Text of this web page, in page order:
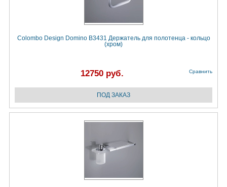
Colombo Design Domino B3431 Держатель для полотенца - кольцо
(хром)
12750 руб. Сравнить